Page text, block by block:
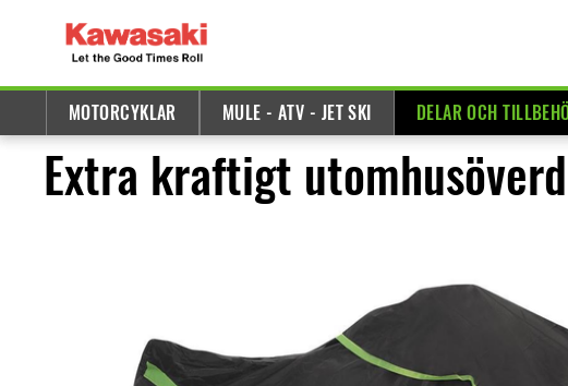
MOTORCYKLAR MULE - ATV - JET SKI DELAR OCH
Extra kraftigt